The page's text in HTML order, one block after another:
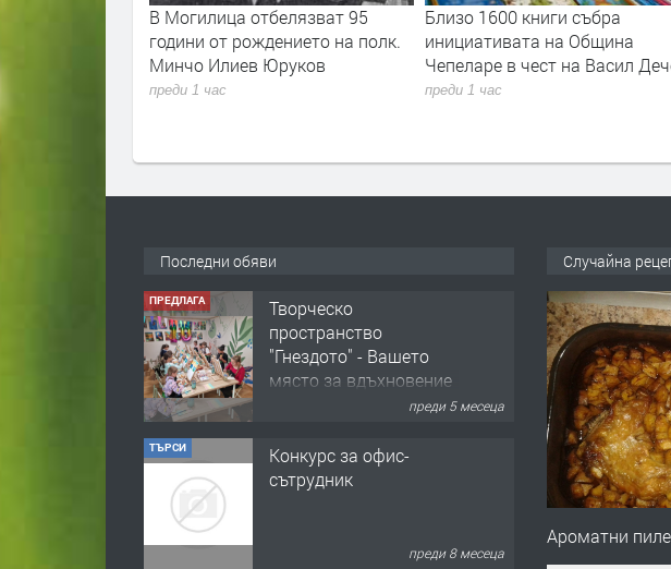
В Могилица отбелязват 95
години от рождението на полк.
Минчо Илиев Юруков
преди 1 час
Близо 1600 книги събра
инициативата на Община
Чепеларе в чест на Васил
преди 1 час
Последни обяви
ПРЕДЛАГА
Творческо
пространство
"Гнездото" - Вашето
място за вдъхновение
преди 5 месеца
ТЪРСИ
Конкурс за офис-
сътрудник
преди 8 месеца
Случайна
Ароматни